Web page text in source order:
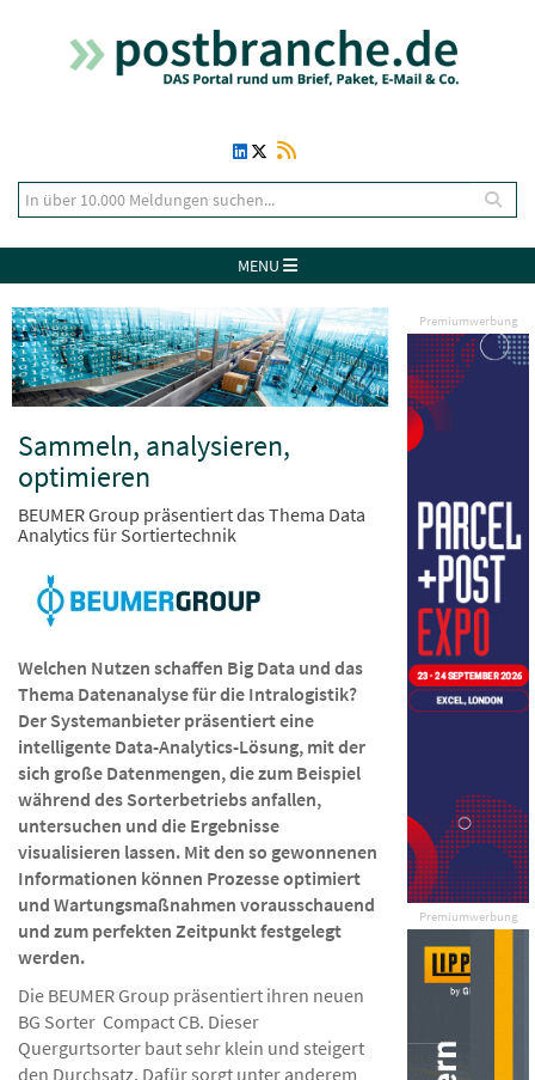
MENU
Premiumwerbung
Premiumwerbung
Sammeln, analysieren,
optimieren
BEUMER Group präsentiert das Thema Data
Analytics für Sortiertechnik
Welchen Nutzen schaffen Big Data und das
Thema Datenanalyse für die Intralogistik?
Der Systemanbieter präsentiert eine
intelligente Data-Analytics-Lösung, mit der
sich große Datenmengen, die zum Beispiel
während des Sorterbetriebs anfallen,
untersuchen und die Ergebnisse
visualisieren lassen. Mit den so gewonnenen
Informationen können Prozesse optimiert
und Wartungsmaßnahmen vorausschauend
und zum perfekten Zeitpunkt festgelegt
werden.
Die BEUMER Group präsentiert ihren neuen
BG Sorter Compact CB. Dieser
Quergurtsorter baut sehr klein und steigert
den Durchsatz. Dafür sorgt unter anderem